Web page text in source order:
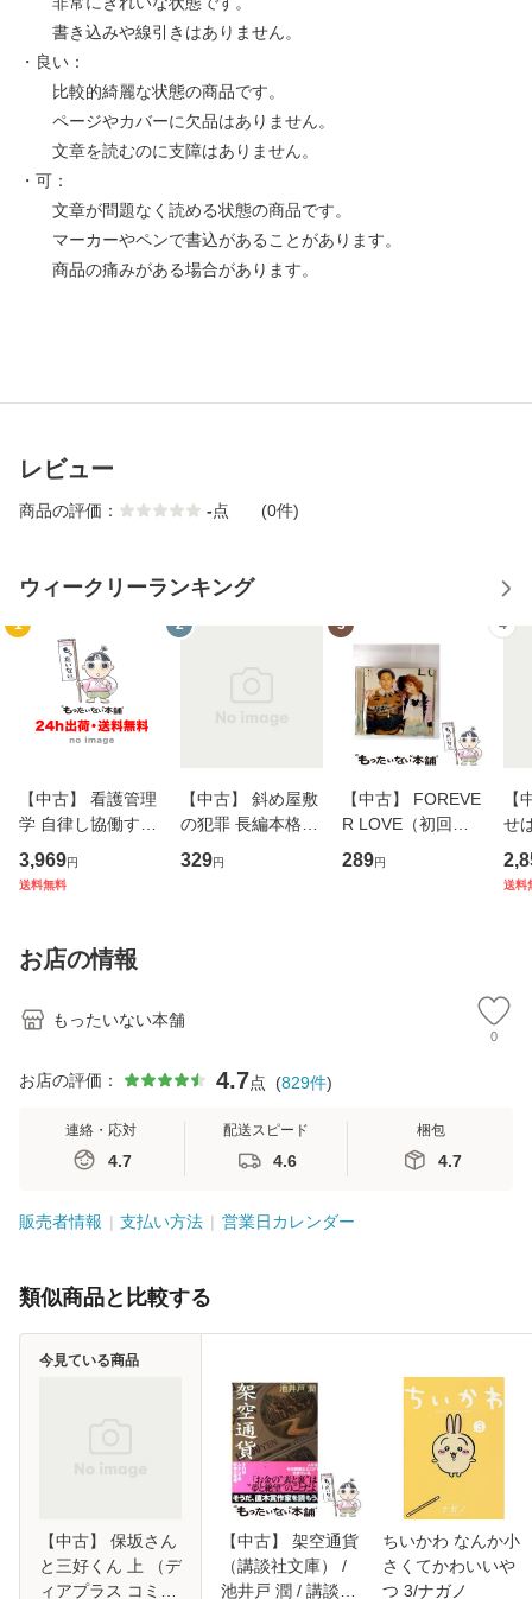
書き込みや線引きはありません。
・良い：
比較的綺麗な状態の商品です。
ページやカバーに欠品はありません。
文章を読むのに支障はありません。
・可：
文章が問題なく読める状態の商品です。
マーカーやペンで書込があることがあります。
商品の痛みがある場合があります。
レビュー
商品の評価： -点 (0件)
ウィークリーランキング
1
【中古】 看護管理
学 自律し協働する
専門職の看護マネ
ジメントスキル 改
恵 藤本幸三 / 南江
堂 [単行
3,969円
送料無料
2
【中古】 斜め屋敷
の犯罪 長編本格推
理小説 (光文社文
庫) / 島田荘司 / 光
329円
3
【中古】 FOREVE
R LOVE（初回生
産限定盤） / 清水
翔太×加藤ミリヤ /
289円
4
【
せ
タ
送料
お店の情報
もったいない本舗
0
お店の評価： 4.7点 (829件)
連絡・応対
4.7
配送スピード
4.6
梱包
4.7
販売者情報 支払い方法 営業日カレンダー
類似商品と比較する
【中古】 保坂さん
と三好くん 上 （デ
ィアプラス コミッ
今見ている商品
【中古】 架空通貨
（講談社文庫） /
池井戸 潤 / 講談社
ちいかわ なんか小
さくてかわいいや
つ 3/ナガノ